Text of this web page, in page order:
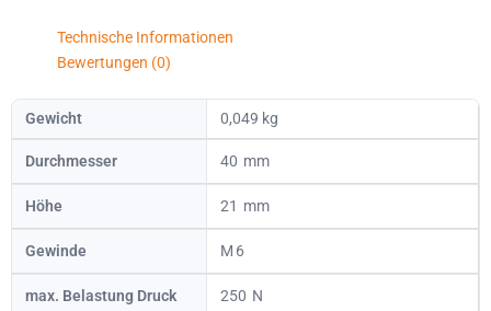
Technische Informationen
Bewertungen (0)
Gewicht 0,049 kg
Durchmesser 40
Höhe 21
Gewinde 6
max. Belastung Druck 250